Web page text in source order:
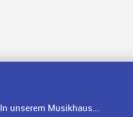
In unserem Musikhaus...